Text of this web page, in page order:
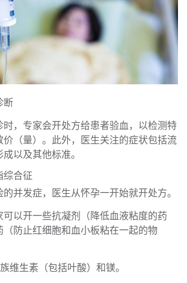
断
，专家会开处方给患者验血，以检测特
价（量）。此外，医生关注的症状包括流
以及其他标准。
综合征
并发症，医生从怀孕一开始就开处方。
以开一些抗凝剂（降低血液粘度的药
防止红细胞和血小板粘在一起的物
维生素（包括叶酸）和镁。